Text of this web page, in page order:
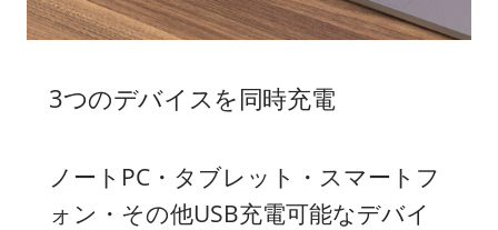
3つのデバイスを同時充電
ノートPC・タブレット・スマートフ
ォン・その他USB充電可能なデバイ